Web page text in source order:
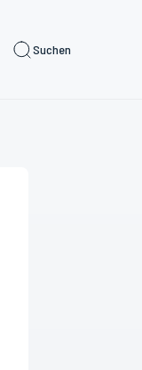
Suchen